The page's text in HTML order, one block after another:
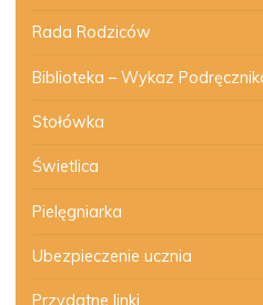
Rada Rodziców
Biblioteka – Wykaz
Stołówka
Świetlica
Pielęgniarka
Ubezpieczenie ucznia